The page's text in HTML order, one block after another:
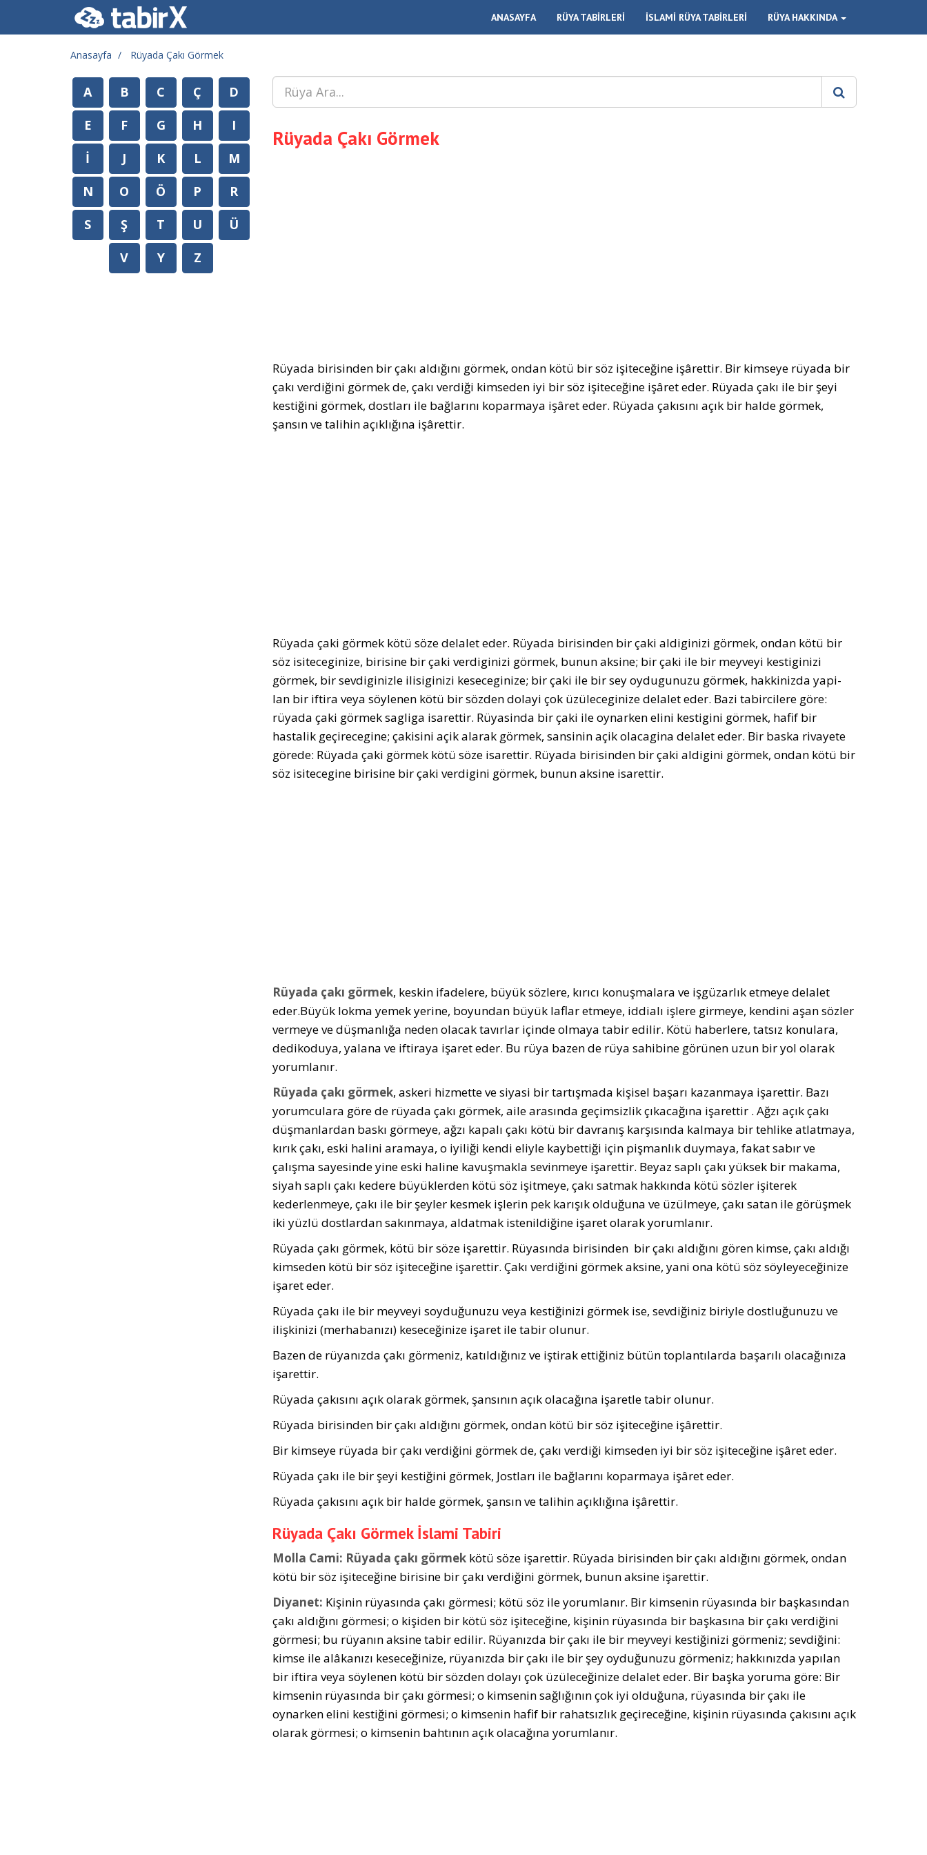
ANASAYFA RÜYA TABİRLERİ İSLAMİ RÜYA TABİRLERİ RÜYA HAKKINDA
Anasayfa Rüyada Çakı Görmek
Rüyada Çakı Görmek
Rüyada birisinden bir çakı aldığını görmek, ondan kötü bir söz işiteceğine işârettir. Bir kimseye rüyada bir
çakı verdiğini görmek de, çakı verdiği kimseden iyi bir söz işiteceğine işâret eder. Rüyada çakı ile bir şeyi
kestiğini görmek, dostları ile bağlarını koparmaya işâret eder. Rüyada çakısını açık bir halde görmek,
şansın ve talihin açıklığına işârettir.
Rüyada çaki görmek kötü söze delalet eder. Rüyada birisinden bir çaki aldiginizi görmek, ondan kötü bir
söz isiteceginize, birisine bir çaki verdiginizi görmek, bunun aksine; bir çaki ile bir meyveyi kestiginizi
görmek, bir sevdiginizle ilisiginizi keseceginize; bir çaki ile bir sey oydugunuzu görmek, hakkinizda yapi-
lan bir iftira veya söylenen kötü bir sözden dolayi çok üzüleceginize delalet eder. Bazi tabircilere göre:
rüyada çaki görmek sagliga isarettir. Rüyasinda bir çaki ile oynarken elini kestigini görmek, hafif bir
hastalik geçirecegine; çakisini açik alarak görmek, sansinin açik olacagina delalet eder. Bir baska rivayete
görede: Rüyada çaki görmek kötü söze isarettir. Rüyada birisinden bir çaki aldigini görmek, ondan kötü bir
söz isitecegine birisine bir çaki verdigini görmek, bunun aksine isarettir.
Rüyada çakı görmek, keskin ifadelere, büyük sözlere, kırıcı konuşmalara ve işgüzarlık etmeye delalet
eder.Büyük lokma yemek yerine, boyundan büyük laflar etmeye, iddialı işlere girmeye, kendini aşan sözler
vermeye ve düşmanlığa neden olacak tavırlar içinde olmaya tabir edilir. Kötü haberlere, tatsız konulara,
dedikoduya, yalana ve iftiraya işaret eder. Bu rüya bazen de rüya sahibine görünen uzun bir yol olarak
yorumlanır.
Rüyada çakı görmek, askeri hizmette ve siyasi bir tartışmada kişisel başarı kazanmaya işarettir. Bazı
yorumculara gö­re de rüyada çakı görmek, aile arasında geçimsizlik çıkacağına işarettir . Ağzı açık çakı
düşmanlardan baskı görmeye, ağzı kapalı çakı kötü bir davranış karşısında kalmaya bir tehlike atlatmaya,
kırık çakı, eski halini aramaya, o iyiliği kendi eliyle kaybettiği için pişmanlık duymaya, fakat sabır ve
çalışma sayesinde yine es­ki haline kavuşmakla sevinmeye işarettir. Beyaz saplı çakı yüksek bir makama,
siyah saplı çakı kedere büyüklerden kötü söz işitme­ye, çakı satmak hakkında kötü sözler işiterek
kederlenmeye, çakı ile bir şeyler kesmek işlerin pek karışık olduğuna ve üzülmeye, çakı satan ile görüşmek
iki yüzlü dostlardan sakınmaya, aldatmak istenildiğine işaret olarak yorumlanır.
Rüyada çakı görmek, kötü bir söze işarettir. Rüyasında birisinden bir çakı aldığını gören kimse, çakı aldığı
kim­seden kötü bir söz işiteceğine işarettir. Çakı verdiğini gör­mek aksine, yani ona kötü söz söyleyeceğinize
işaret eder.
Rüyada çakı ile bir meyveyi soyduğunuzu veya kestiğinizi görmek ise, sevdiğiniz biriyle dostluğunuzu ve
ilişkinizi (merhabanızı) keseceğinize işaret ile tabir olunur.
Bazen de rüyanızda çakı görmeniz, katıldığınız ve iştirak ettiğiniz bütün toplantılarda başarılı olacağınıza
işarettir.
Rüyada çakısını açık olarak görmek, şansının açık olacağı­na işaretle tabir olunur.
Rüyada birisinden bir çakı aldığını görmek, ondan kötü bir söz işiteceğine işârettir.
Bir kimseye rüyada bir çakı verdiğini gör­mek de, çakı verdiği kimseden iyi bir söz işi­teceğine işâret eder.
Rüyada çakı ile bir şeyi kestiğini görmek, Jostları ile bağlarını koparmaya işâret eder.
Rüyada çakısını açık bir halde görmek, şansın ve talihin açıklığına işârettir.
Rüyada Çakı Görmek İslami Tabiri
Molla Cami: Rüyada çakı görmekkötü söze işarettir. Rüyada birisinden bir çakı aldığını görmek, ondan
kötü bir söz işiteceğine birisine bir çakı verdiğini görmek, bunun aksine işarettir.
Diyanet: Kişinin rüyasında çakı görmesi; kötü söz ile yorumlanır. Bir kimsenin rüyasında bir başkasından
çakı aldığını görmesi; o kişiden bir kötü söz işiteceğine, kişinin rüyasında bir başkasına bir çakı verdiğini
görmesi; bu rüyanın aksine tabir edilir. Rüyanızda bir çakı ile bir meyveyi kestiğinizi görmeniz; sevdiğini:
kimse ile alâkanızı keseceğinize, rüyanızda bir çakı ile bir şey oyduğunuzu görmeniz; hakkınızda yapılan
bir iftira veya söylenen kötü bir sözden dolayı çok üzüleceğinize delalet eder. Bir başka yoruma göre: Bir
kimsenin rüyasında bir çakı görmesi; o kimsenin sağlığının çok iyi olduğuna, rüyasında bir çakı ile
oynarken elini kestiğini görmesi; o kimsenin hafif bir rahatsızlık geçireceğine, kişinin rüyasında çakısını açık
olarak görmesi; o kimsenin bahtının açık olacağına yorumlanır.
A B C Ç
D
E
F G H
I
İ
J K L
M
N
O Ö P
R
S
Ş T U
Ü
V
Y Z